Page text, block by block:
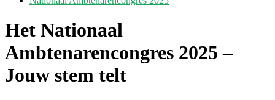
Het Nationaal
Ambtenarencongres 2025 –
Jouw stem telt